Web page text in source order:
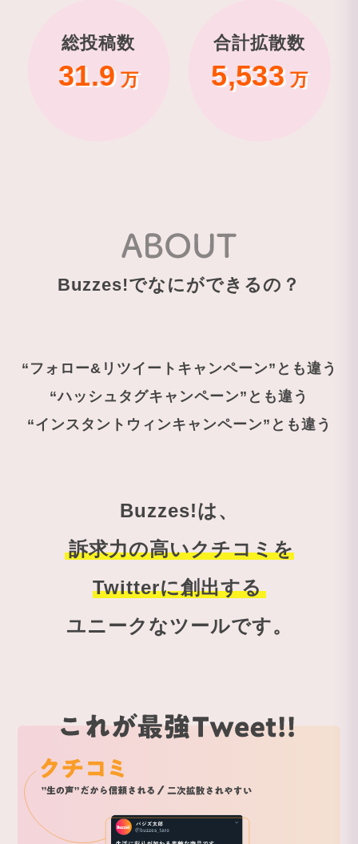
総投稿数
31.9 万
合計拡散数
5,533 万
Buzzes!でなにができるの？
“フォロー&リツイートキャンペーン”とも違う
“ハッシュタグキャンペーン”とも違う
“インスタントウィンキャンペーン”とも違う
Buzzes!は、
訴求力の高いクチコミを
Twitterに創出する
ユニークなツールです。